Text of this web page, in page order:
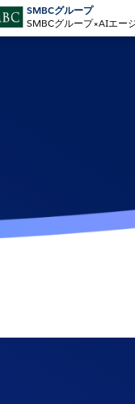
SMBCグループ
SMBCグループ×AIエージェ